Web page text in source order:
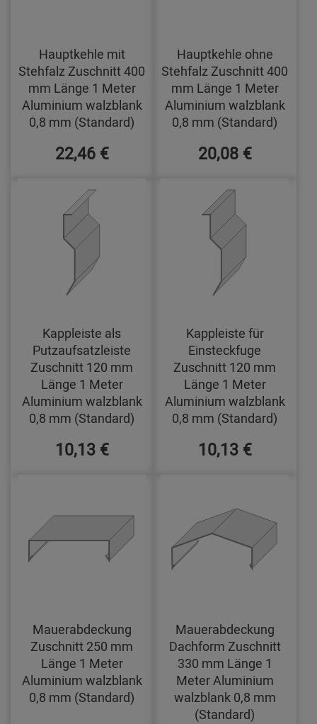
Hauptkehle mit
Stehfalz Zuschnitt 400
mm Länge 1 Meter
Aluminium walzblank
0,8 mm (Standard)
22,46 €
Hauptkehle ohne
Stehfalz Zuschnitt 400
mm Länge 1 Meter
Aluminium walzblank
0,8 mm (Standard)
20,08 €
Kappleiste als
Putzaufsatzleiste
Zuschnitt 120 mm
Länge 1 Meter
Aluminium walzblank
0,8 mm (Standard)
10,13 €
Kappleiste für
Einsteckfuge
Zuschnitt 120 mm
Länge 1 Meter
Aluminium walzblank
0,8 mm (Standard)
10,13 €
Mauerabdeckung
Zuschnitt 250 mm
Länge 1 Meter
Aluminium walzblank
0,8 mm (Standard)
Mauerabdeckung
Dachform Zuschnitt
330 mm Länge 1
Meter Aluminium
walzblank 0,8 mm
(Standard)